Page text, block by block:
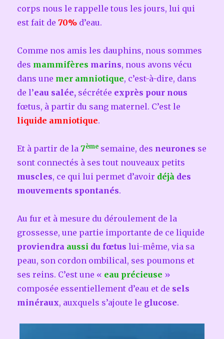
corps nous le rappelle tous les jours, lui qui
est fait de70% d’eau.
Comme nos amis les dauphins, nous sommes
des mammifères marins, nous avons vécu
dans une mer amniotique, c’est-à-dire, dans
de l’eau salée, sécrétée exprès pour nous
fœtus, à partir du sang maternel. C’est le
liquide amniotique.
Et à partir de la7ème semaine, des neurones se
sont connectés à ses tout nouveaux petits
muscles, ce qui lui permet d’avoir déjà des
mouvements spontanés.
Au fur et à mesure du déroulement de la
grossesse, une partie importante de ce liquide
proviendra aussi du fœtus lui-même, via sa
peau, son cordon ombilical, ses poumons et
ses reins. C’est une « eau précieuse »
composée essentiellement d’eau et de sels
minéraux, auxquels s’ajoute le glucose.